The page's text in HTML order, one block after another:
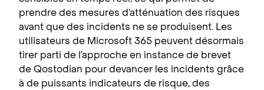
prendre des mesures d’atténuation des risques
avant que des incidents ne se produisent. Les
utilisateurs de Microsoft 365 peuvent désormais
tirer parti de l’approche en instance de brevet
de Qostodian pour devancer les incidents grâce
à de puissants indicateurs de risque, des